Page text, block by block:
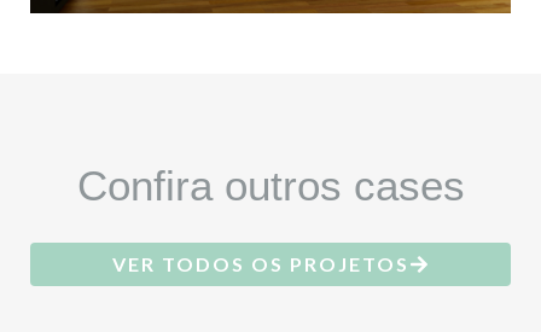
Confira outros cases
VER TODOS OS PROJETOS